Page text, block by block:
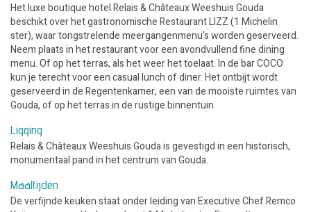
Het luxe boutique hotel Relais & Châteaux Weeshuis Gouda
beschikt over het gastronomische Restaurant LIZZ (1 Michelin
ster), waar tongstrelende meergangenmenu's worden geserveerd.
Neem plaats in het restaurant voor een avondvullend fine dining
menu. Of op het terras, als het weer het toelaat. In de bar COCO
kun je terecht voor een casual lunch of diner. Het ontbijt wordt
geserveerd in de Regentenkamer, een van de mooiste ruimtes van
Gouda, of op het terras in de rustige binnentuin.
Ligging
Relais & Châteaux Weeshuis Gouda is gevestigd in een historisch,
monumentaal pand in het centrum van Gouda.
Maaltijden
De verfijnde keuken staat onder leiding van Executive Chef Remco